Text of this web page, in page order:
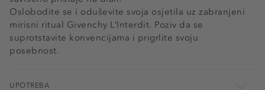
Oslobodite se i oduševite svoja osjetila uz zabranjeni
mirisni ritual Givenchy L’Interdit. Poziv da se
suprotstavite konvencijama i prigrlite svoju
posebnost.
UPOTREBA